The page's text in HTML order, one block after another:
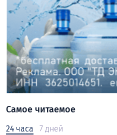
Самое читаемое
24 часа 7 дней